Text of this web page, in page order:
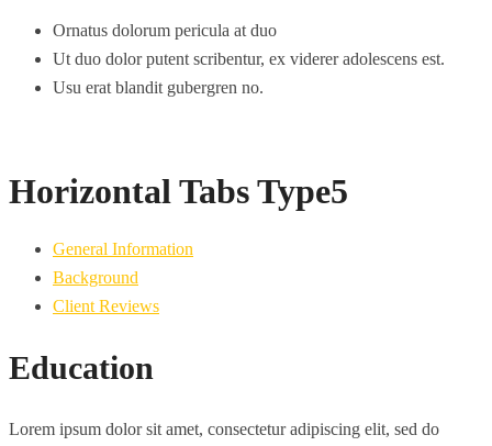
Ornatus dolorum pericula at duo
Ut duo dolor putent scribentur, ex viderer adolescens est.
Usu erat blandit gubergren no.
Horizontal Tabs Type5
General Information
Background
Client Reviews
Education
Lorem ipsum dolor sit amet, consectetur adipiscing elit, sed do